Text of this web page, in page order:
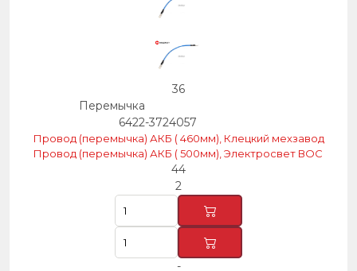
36
Перемычка
6422-3724057
Провод (перемычка) АКБ ( 460мм), Клецкий мехзавод
Провод (перемычка) АКБ ( 500мм), Электросвет ВОС
44
2
-